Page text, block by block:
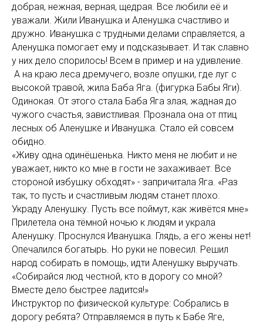
добрая, нежная, верная, щедрая. Все любили её и
уважали. Жили Иванушка и Аленушка счастливо и
дружно. Иванушка с трудными делами справляется, а
Аленушка помогает ему и подсказывает. И так славно
у них дело спорилось! Всем в пример и на удивление.
А на краю леса дремучего, возле опушки, где луг с
высокой травой, жила Баба Яга. (фигурка Бабы Яги).
Одинокая. От этого стала Баба Яга злая, жадная до
чужого счастья, завистливая. Прознала она от птиц
лесных об Аленушке и Иванушка. Стало ей совсем
обидно.
«Живу одна одинёшенька. Никто меня не любит и не
уважает, никто ко мне в гости не захаживает. Все
стороной избушку обходят» - запричитала Яга. «Раз
так, то пусть и счастливым людям станет плохо.
Украду Аленушку. Пусть все поймут, как живётся мне»
Прилетела она тёмной ночью к людям и украла
Аленушку. Проснулся Иванушка. Глядь, а его жены нет!
Опечалился богатырь. Но руки не повесил. Решил
народ собирать в помощь, идти Аленушку выручать.
«Собирайся люд честной, кто в дорогу со мной?
Вместе дело быстрее ладится!»
Инструктор по физической культуре: Собрались в
дорогу ребята? Отправляемся в путь к Бабе Яге,